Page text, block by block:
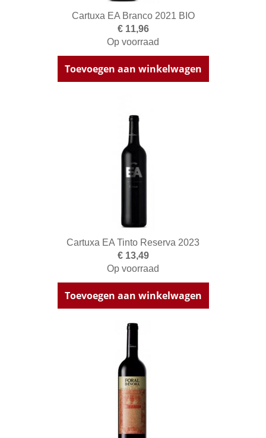
Cartuxa EA Branco 2021 BIO
€ 11,96
Op voorraad
Toevoegen aan winkelwagen
Cartuxa EA Tinto Reserva 2023
€ 13,49
Op voorraad
Toevoegen aan winkelwagen